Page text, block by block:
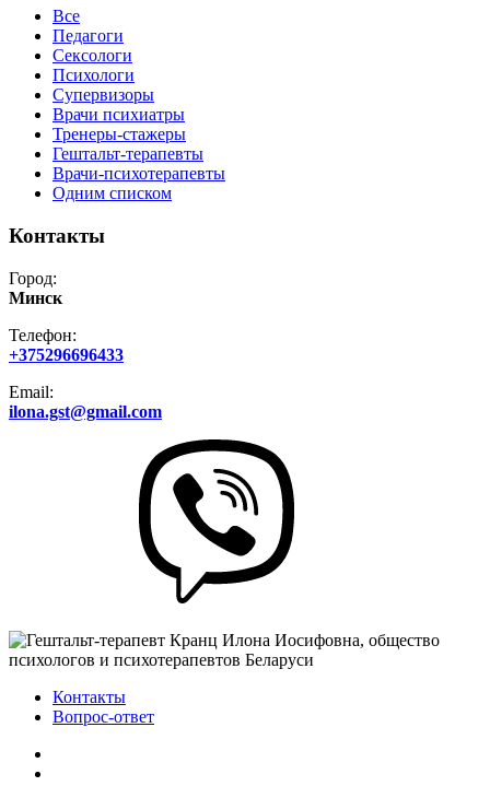
Все
Педагоги
Сексологи
Психологи
Супервизоры
Врачи психиатры
Тренеры-стажеры
Гештальт-терапевты
Врачи-психотерапевты
Одним списком
Контакты
Город:
Минск
Телефон:
+375296696433
Email:
ilona.gst@gmail.com
Контакты
Вопрос-ответ